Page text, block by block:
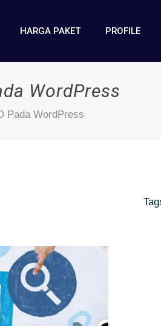
HARGA PAKET PROFILE
WordPress
Pada WordPress